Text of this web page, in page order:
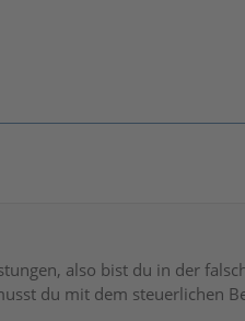
also bist du in der
du mit dem steuerlichen